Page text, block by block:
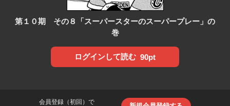
第１０期 その８「スーパースターのスーパープレー」の
巻
ログインして読む 90pt
会員登録（初回）で